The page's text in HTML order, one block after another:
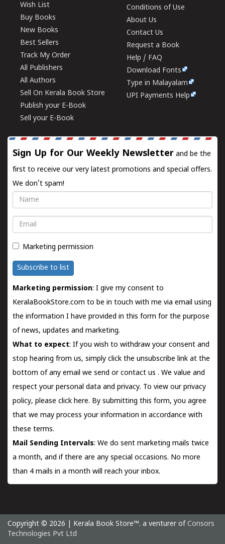
Wish List
Buy Books
New Books
Best Sellers
Track My Order
All Publishers
All Authors
Sell On Kerala Book Store
Publish your E-Book
Sell your E-Book
Conditions of Use
About Us
Contact Us
Request a Book
Help / FAQ
Download Fonts
Type in Malayalam
UPI Payments Help
Sign Up for Our Weekly Newsletter and be the
first to receive our very latest promotions and special offers.
We don't spam!
Name
Email
Marketing permission
Subscribe to list
Marketing permission: I give my consent to
KeralaBookStore.com to be in touch with me via email using
the information I have provided in this form for the purpose
of news, updates and marketing.
What to expect: If you wish to withdraw your consent and
stop hearing from us, simply click the unsubscribe link at the
bottom of any email we send orcontact us . We value and
respect your personal data and privacy. To view our privacy
policy, please click here. By submitting this form, you agree
that we may process your information in accordance with
these terms.
Mail Sending Intervals: We do sent marketing mails twice
a month, and if there are any special occasions. No more
than 4 mails in a month will reach your inbox.
Copyright © 2026 | Kerala Book Store™. a venturer of Consors
Technologies Pvt Ltd